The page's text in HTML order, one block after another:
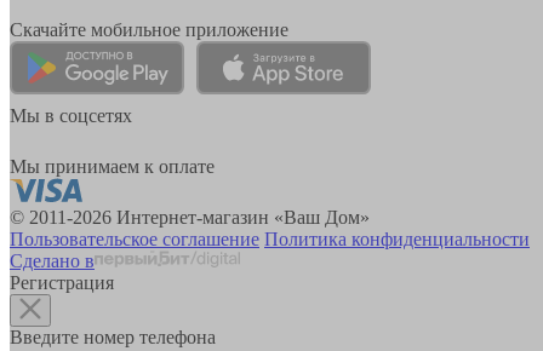
Скачайте мобильное приложение
Мы в соцсетях
Мы принимаем к оплате
© 2011-2026 Интернет-магазин «Ваш Дом»
Пользовательское соглашение Политика конфиденциальности
Сделано в
Регистрация
Введите номер телефона